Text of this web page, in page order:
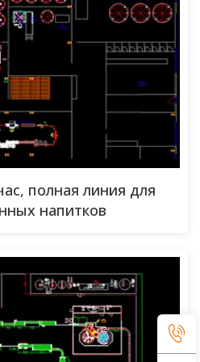
полная линия для
напитков